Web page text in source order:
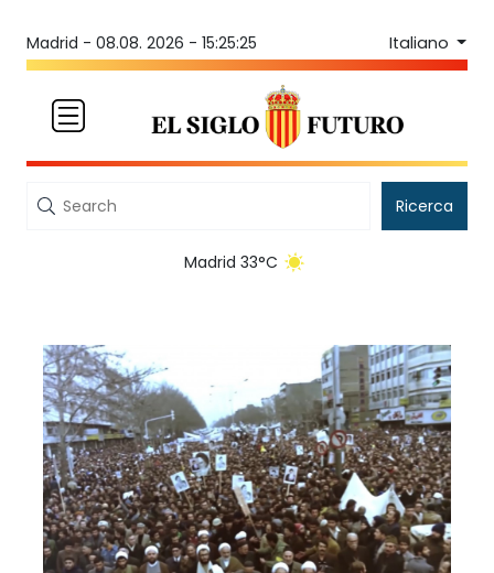
Madrid - 08.08. 2026 - 15:25:25 Italiano
Ricerca
Madrid 33°C